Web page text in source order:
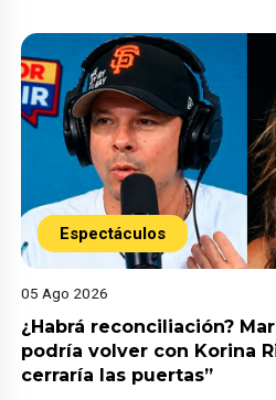
Espectáculos
05 Ago 2026
¿Habrá reconciliación?
podría volver con Korina
cerraría las puertas”